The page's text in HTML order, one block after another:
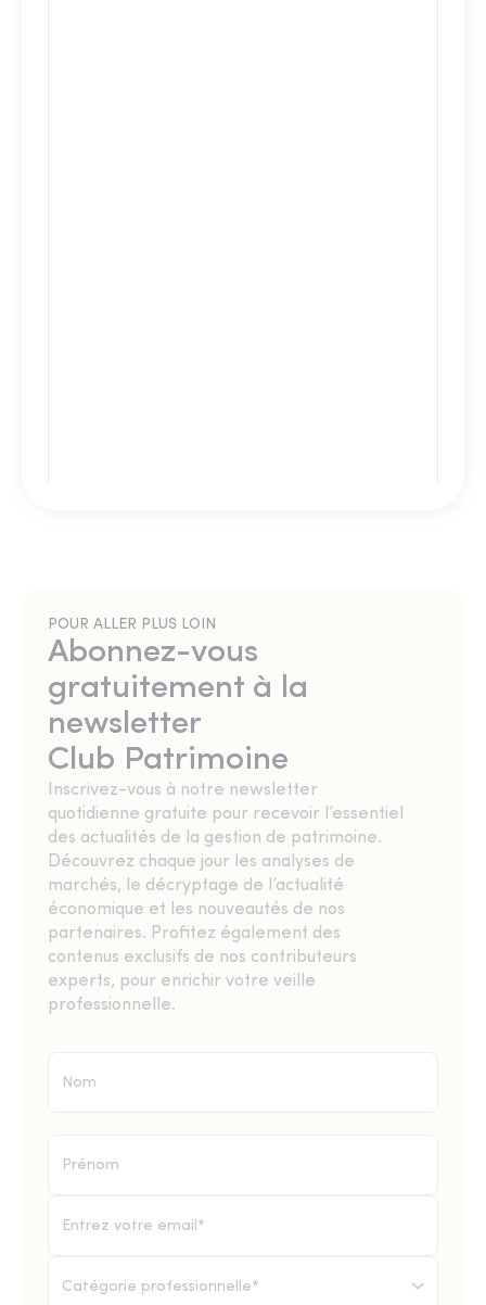
POUR ALLER PLUS LOIN
Abonnez-vous
gratuitement à la
newsletter
Club Patrimoine
Inscrivez-vous à notre newsletter
quotidienne gratuite pour recevoir l’essentiel
des actualités de la gestion de patrimoine.
Découvrez chaque jour les analyses de
marchés, le décryptage de l’actualité
économique et les nouveautés de nos
partenaires. Profitez également des
contenus exclusifs de nos contributeurs
experts, pour enrichir votre veille
professionnelle.
Catégorie professionnelle*